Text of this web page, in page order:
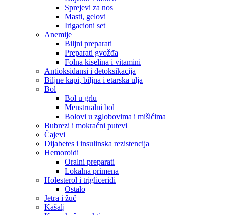
Sprejevi za nos
Masti, gelovi
Irigacioni set
Anemije
Biljni preparati
Preparati gvožđa
Folna kiselina i vitamini
Antioksidansi i detoksikacija
Biljne kapi, biljna i etarska ulja
Bol
Bol u grlu
Menstrualni bol
Bolovi u zglobovima i mišićima
Bubrezi i mokraćni putevi
Čajevi
Dijabetes i insulinska rezistencija
Hemoroidi
Oralni preparati
Lokalna primena
Holesterol i trigliceridi
Ostalo
Jetra i žuč
Kašalj